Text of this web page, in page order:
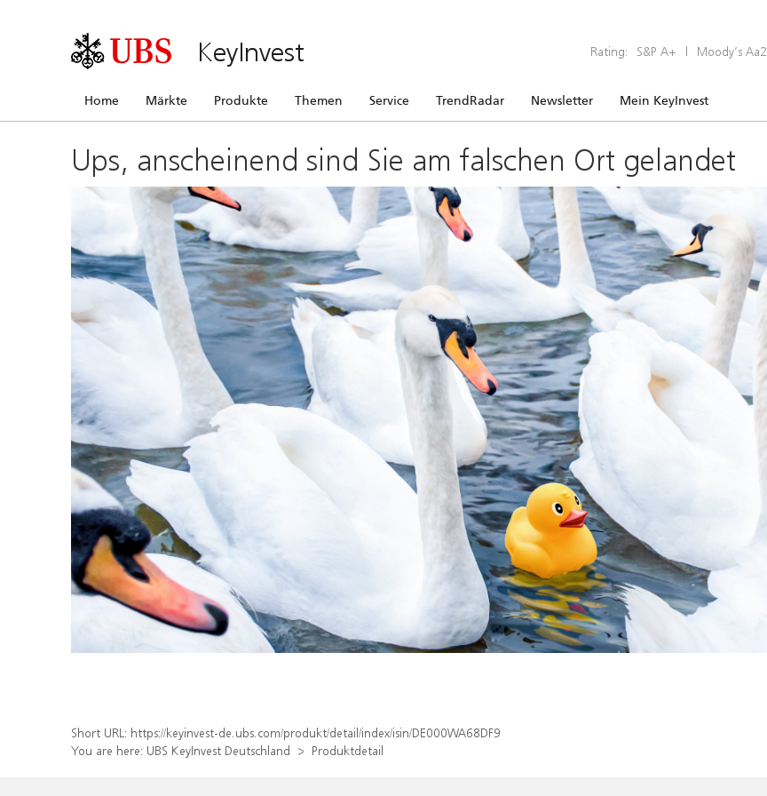
KeyInvest Rating: S&P A+ | Moody’s Aa2
Home Märkte Produkte Themen Service TrendRadar Newsletter Mein KeyInvest
Ups, anscheinend sind Sie am falschen Ort gelandet
Short URL: https://keyinvest-de.ubs.com/produkt/detail/index/isin/DE000WA68DF9
You are here: UBS KeyInvest Deutschland Produktdetail